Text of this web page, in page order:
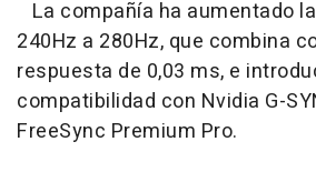
La compañía ha aumentado
240Hz a 280Hz, que combina
respuesta de 0,03 ms, e
compatibilidad con Nvidia G-
FreeSync Premium Pro.